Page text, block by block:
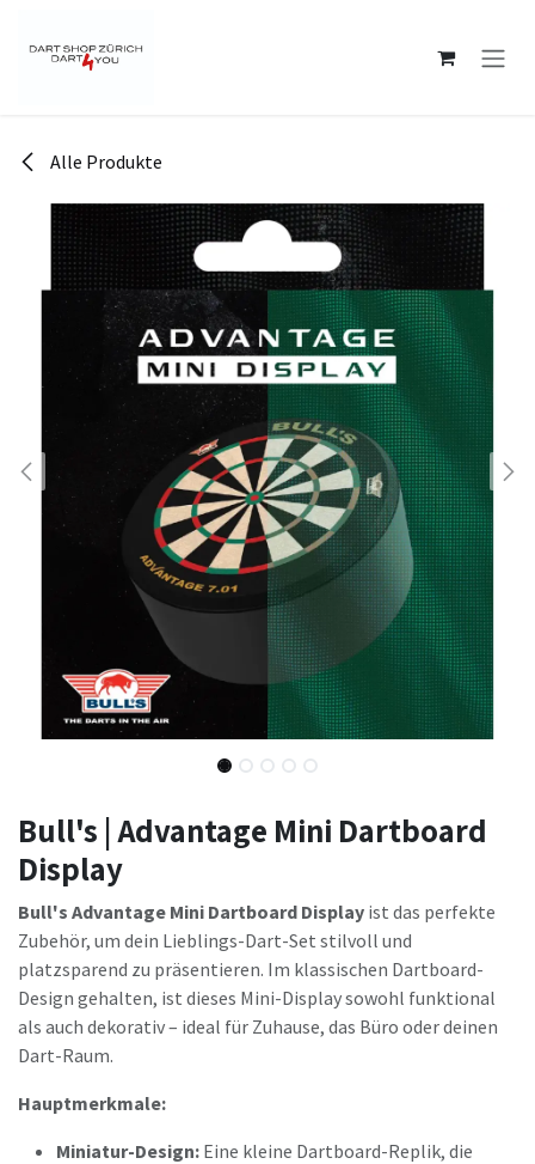
Alle Produkte
Bull's | Advantage Mini Dartboard
Display
Bull's Advantage Mini Dartboard Display ist das perfekte
Zubehör, um dein Lieblings-Dart-Set stilvoll und
platzsparend zu präsentieren. Im klassischen Dartboard-
Design gehalten, ist dieses Mini-Display sowohl funktional
als auch dekorativ – ideal für Zuhause, das Büro oder deinen
Dart-Raum.
Hauptmerkmale:
Miniatur-Design: Eine kleine Dartboard-Replik, die